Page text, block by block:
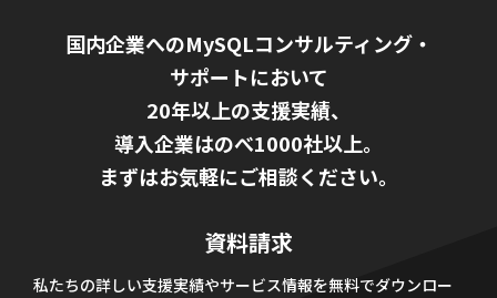
国内企業へのMySQLコンサルティング・
サポートにおいて
20年以上の支援実績、
導入企業はのべ1000社以上。
まずはお気軽にご相談ください。
資料請求
私たちの詳しい支援実績やサービス情報を無料でダウンロー